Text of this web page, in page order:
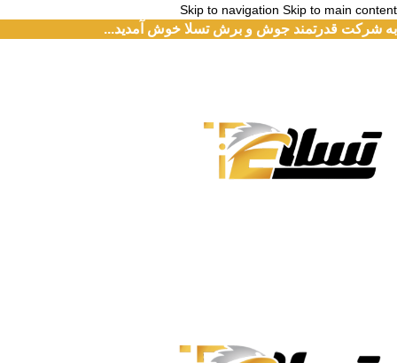
Skip to navigation Skip to main content
به شرکت قدرتمند جوش و برش تسلا خوش آمدید...